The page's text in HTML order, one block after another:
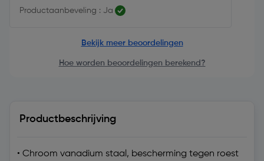
Productaanbeveling : Ja
Bekijk meer beoordelingen
Hoe worden beoordelingen berekend?
Productbeschrijving
• Chroom vanadium staal, bescherming tegen roest